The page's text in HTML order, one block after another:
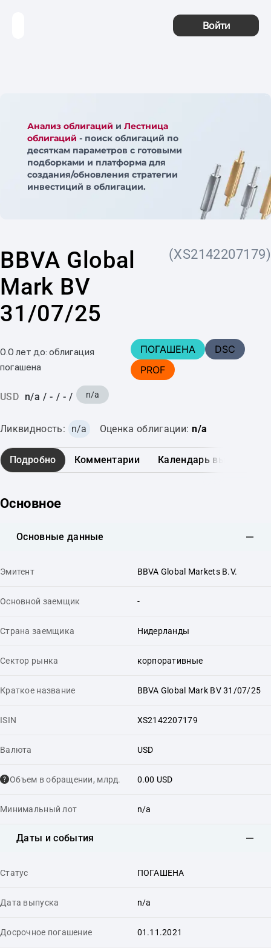
Войти
Анализ облигаций и Лестница
облигаций - поиск облигаций по
десяткам параметров с готовыми
подборками и платформа для
создания/обновления стратегии
инвестиций в облигации.
BBVA Global
Mark BV
31/07/25
(XS2142207179)
0.0 лет до: облигация
погашена
ПОГАШЕНА
DSC
PROF
USD n/a / - / - / n/a
Ликвидность: n/a Оценка облигации: n/a
Подробно Комментарии Календарь выплат
Основное
Основные данные
Эмитент BBVA Global Markets B.V.
Основной заемщик -
Страна заемщика Нидерланды
Сектор рынка корпоративные
Краткое название BBVA Global Mark BV 31/07/25
ISIN XS2142207179
Валюта USD
Объем в обращении, млрд. 0.00 USD
Минимальный лот n/a
Даты и события
Статус ПОГАШЕНА
Дата выпуска n/a
Досрочное погашение 01.11.2021